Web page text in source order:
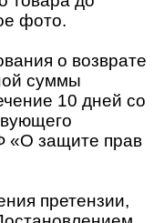
фото.
о возврате
суммы
10 дней со
«О защите прав
претензии,